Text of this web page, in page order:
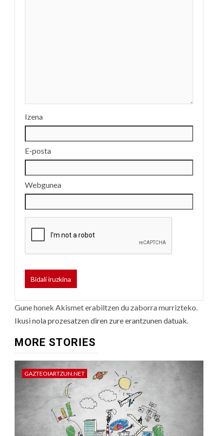
Izena
E-posta
Webgunea
Gune honek Akismet erabiltzen du zaborra murrizteko.
Ikusi nola prozesatzen diren zure erantzunen datuak.
MORE STORIES
GAZTEOIARTZUN.NET